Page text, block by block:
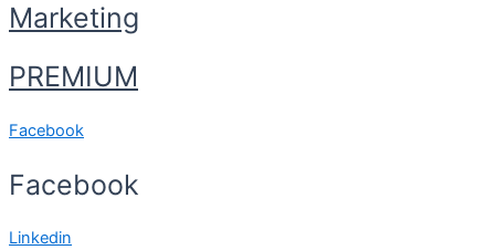
Marketing
PREMIUM
Facebook
Facebook
Linkedin